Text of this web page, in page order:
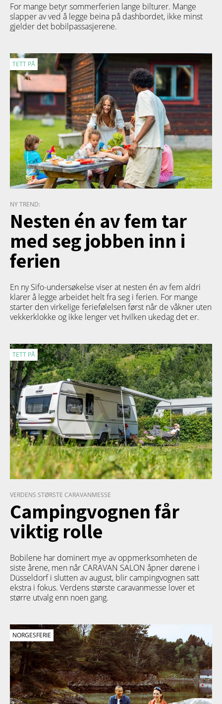
For mange betyr sommerferien lange bilturer. Mange
slapper av ved å legge beina på dashbordet, ikke minst
gjelder det bobilpassasjerene.
TETT PÅ
NY TREND:
Nesten én av fem tar
med seg jobben inn i
ferien
En ny Sifo-undersøkelse viser at nesten én av fem aldri
klarer å legge arbeidet helt fra seg i ferien. For mange
starter den virkelige feriefølelsen først når de våkner uten
vekkerklokke og ikke lenger vet hvilken ukedag det er.
TETT PÅ
VERDENS STØRSTE CARAVANMESSE
Campingvognen får
viktig rolle
Bobilene har dominert mye av oppmerksomheten de
siste årene, men når CARAVAN SALON åpner dørene i
Düsseldorf i slutten av august, blir campingvognen satt
ekstra i fokus. Verdens største caravanmesse lover et
større utvalg enn noen gang.
NORGESFERIE